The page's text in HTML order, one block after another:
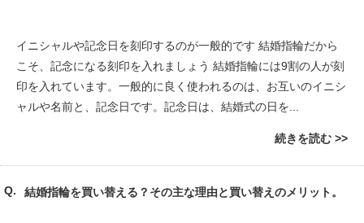
イニシャルや記念日を刻印するのが一般的です 結婚指輪だから
こそ、記念になる刻印を入れましょう 結婚指輪には9割の人が刻
印を入れています。一般的に良く使われるのは、お互いのイニシ
ャルや名前と、記念日です。記念日は、結婚式の日を...
続きを読む
結婚指輪を買い替える？その主な理由と買い替えのメリット。